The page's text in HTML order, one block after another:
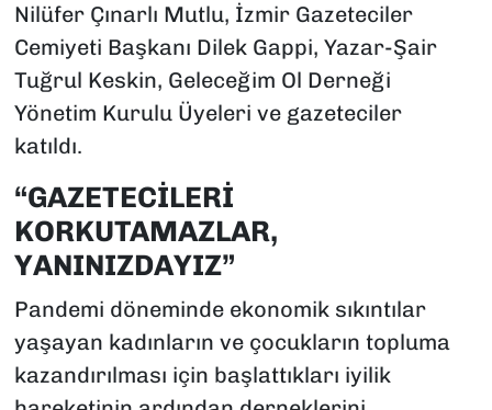
Nilüfer Çınarlı Mutlu, İzmir Gazeteciler
Cemiyeti Başkanı Dilek Gappi, Yazar-Şair
Tuğrul Keskin, Geleceğim Ol Derneği
Yönetim Kurulu Üyeleri ve gazeteciler
katıldı.
“GAZETECİLERİ
KORKUTAMAZLAR,
YANINIZDAYIZ”
Pandemi döneminde ekonomik sıkıntılar
yaşayan kadınların ve çocukların topluma
kazandırılması için başlattıkları iyilik